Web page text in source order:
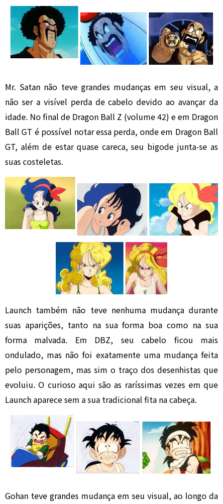
Mr. Satan não teve grandes mudanças em seu visual, a
não ser a visível perda de cabelo devido ao avançar da
idade. No final de Dragon Ball Z (volume 42) e em Dragon
Ball GT é possível notar essa perda, onde em Dragon Ball
GT, além de estar quase careca, seu bigode junta-se as
suas costeletas.
Launch também não teve nenhuma mudança durante
suas aparições, tanto na sua forma boa como na sua
forma malvada. Em DBZ, seu cabelo ficou mais
ondulado, mas não foi exatamente uma mudança feita
pelo personagem, mas sim o traço dos desenhistas que
evoluiu. O curioso aqui são as raríssimas vezes em que
Launch aparece sem a sua tradicional fita na cabeça.
Gohan teve grandes mudança em seu visual, ao longo da